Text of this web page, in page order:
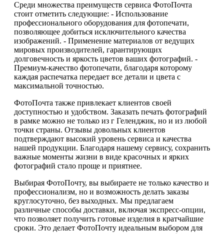
Среди множества преимуществ сервиса ФотоПочта
стоит отметить следующие: - Использование
профессионального оборудования для фотопечати,
позволяющее добиться исключительного качества
изображений. - Применение материалов от ведущих
мировых производителей, гарантирующих
долговечность и яркость цветов ваших фотографий. -
Премиум-качество фотопечати, благодаря которому
каждая распечатка передает все детали и цвета с
максимальной точностью.
ФотоПочта также привлекает клиентов своей
доступностью и удобством. Заказать печать фотографий
в рамке можно не только из г Геленджик, но и из любой
точки страны. Отзывы довольных клиентов
подтверждают высокий уровень сервиса и качества
нашей продукции. Благодаря нашему сервису, сохранить
важные моменты жизни в виде красочных и ярких
фотографий стало проще и приятнее.
Выбирая ФотоПочту, вы выбираете не только качество и
профессионализм, но и возможность делать заказы
круглосуточно, без выходных. Мы предлагаем
различные способы доставки, включая экспресс-опции,
что позволяет получить готовые изделия в кратчайшие
сроки. Это делает ФотоПочту идеальным выбором для